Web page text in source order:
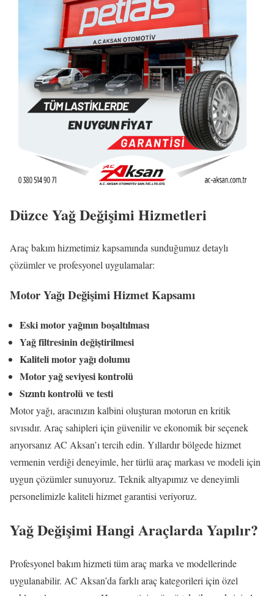
Düzce Yağ Değişimi Hizmetleri
Araç bakım hizmetimiz kapsamında sunduğumuz detaylı
çözümler ve profesyonel uygulamalar:
Motor Yağı Değişimi Hizmet Kapsamı
Eski motor yağının boşaltılması
Yağ filtresinin değiştirilmesi
Kaliteli motor yağı dolumu
Motor yağ seviyesi kontrolü
Sızıntı kontrolü ve testi
Motor yağı, aracınızın kalbini oluşturan motorun en kritik
sıvısıdır. Araç sahipleri için güvenilir ve ekonomik bir seçenek
arıyorsanız AC Aksan’ı tercih edin. Yıllardır bölgede hizmet
vermenin verdiği deneyimle, her türlü araç markası ve modeli için
uygun çözümler sunuyoruz. Teknik altyapımız ve deneyimli
personelimizle kaliteli hizmet garantisi veriyoruz.
Yağ Değişimi Hangi Araçlarda Yapılır?
Profesyonel bakım hizmeti tüm araç marka ve modellerinde
uygulanabilir. AC Aksan’da farklı araç kategorileri için özel